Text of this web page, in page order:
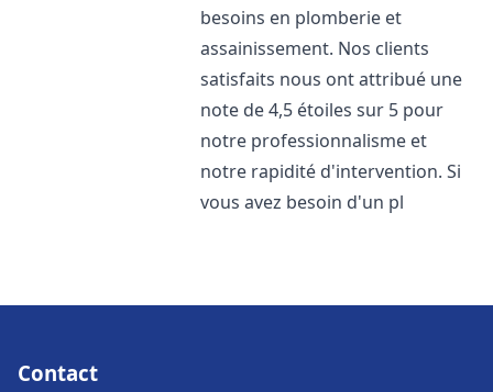
besoins en plomberie et
assainissement. Nos clients
satisfaits nous ont attribué une
note de 4,5 étoiles sur 5 pour
notre professionnalisme et
notre rapidité d'intervention. Si
vous avez besoin d'un pl
Contact